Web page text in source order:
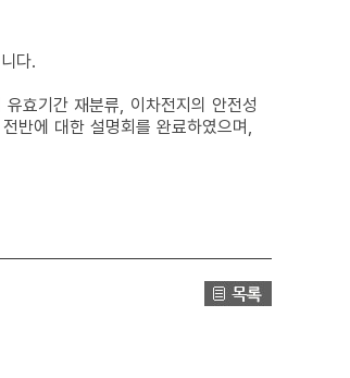
다.
효기간 재분류, 이차전지의 안전성
반에 대한 설명회를 완료하였으며,